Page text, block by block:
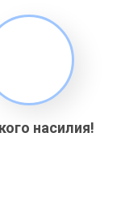
насилия!